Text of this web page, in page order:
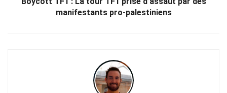
manifestants pro-palestiniens